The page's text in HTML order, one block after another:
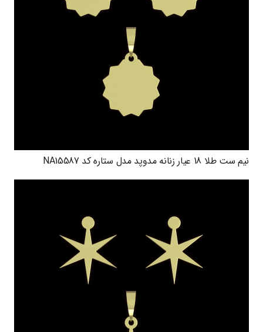
نیم ست طلا 18 عیار زنانه مدوپد مدل ستاره کد NA15587